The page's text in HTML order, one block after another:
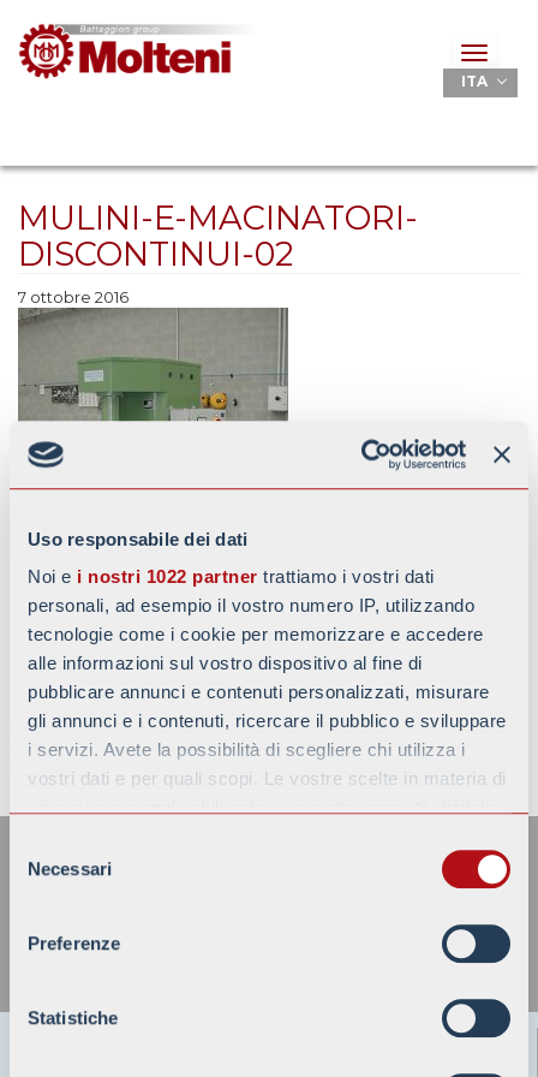
Uso responsabile dei dati
Noi e i nostri 1022 partner trattiamo i vostri dati
personali, ad esempio il vostro numero IP, utilizzando
tecnologie come i cookie per memorizzare e accedere
alle informazioni sul vostro dispositivo al fine di
pubblicare annunci e contenuti personalizzati, misurare
gli annunci e i contenuti, ricercare il pubblico e sviluppare
i servizi. Avete la possibilità di scegliere chi utilizza i
vostri dati e per quali scopi. Le vostre scelte in materia di
modificare o revocare il proprio consenso in qualsiasi
momento dalla Dichiarazione sui cookie o facendo clic
raccogliere informazioni sulla tua posizione
geografica, con un'approssimazione di qualche
delNecessari
Preferenze
Statistiche
Toggle
ITA
MULINI-E-MACINATORI-
DISCONTINUI-02
7 ottobre 2016
TORNA ALLE NEWS
ISCRIVITI ALLA NOSTRA
NEWSLETTER